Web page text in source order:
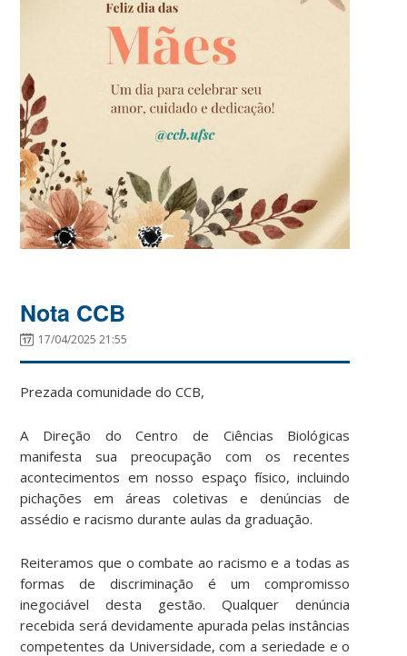
Nota CCB
17/04/2025 21:55
Prezada comunidade do CCB,
A Direção do Centro de Ciências Biológicas
manifesta sua preocupação com os recentes
acontecimentos em nosso espaço físico, incluindo
pichações em áreas coletivas e denúncias de
assédio e racismo durante aulas da graduação.
Reiteramos que o combate ao racismo e a todas as
formas de discriminação é um compromisso
inegociável desta gestão. Qualquer denúncia
recebida será devidamente apurada pelas instâncias
competentes da Universidade, com a seriedade e o